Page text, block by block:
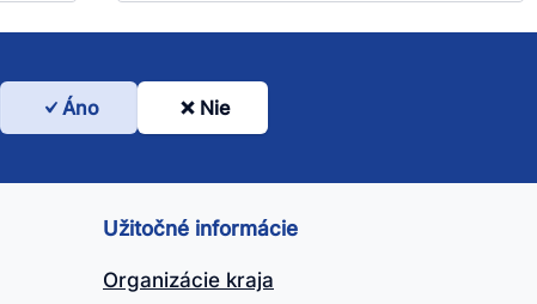
Bol
tento
článok
užitočný?
Áno Nie
Užitočné informácie
Organizácie kraja